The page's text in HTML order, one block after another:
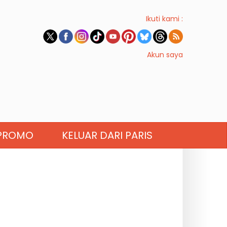
Ikuti kami :
Akun saya
KELUAR DARI PARIS